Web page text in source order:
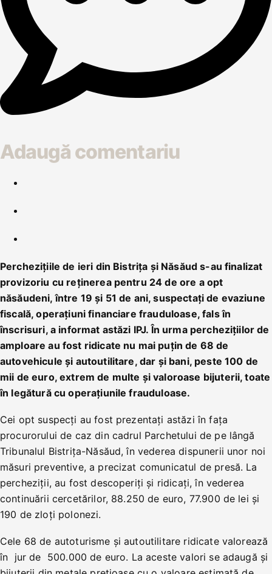
Adaugă comentariu
Perchezițiile de ieri din Bistrița și Năsăud s-au finalizat
provizoriu cu reținerea pentru 24 de ore a opt
năsăudeni, între 19 și 51 de ani, suspectați de evaziune
fiscală, operațiuni financiare frauduloase, fals în
înscrisuri, a informat astăzi IPJ. În urma perchezițiilor de
amploare au fost ridicate nu mai puțin de 68 de
autovehicule și autoutilitare, dar și bani, peste 100 de
mii de euro, extrem de multe și valoroase bijuterii, toate
în legătură cu operațiunile frauduloase.
Cei opt suspecți au fost prezentați astăzi în fața
procurorului de caz din cadrul Parchetului de pe lângă
Tribunalul Bistrița-Năsăud, în vederea dispunerii unor noi
măsuri preventive, a precizat comunicatul de presă. La
percheziții, au fost descoperiți și ridicați, în vederea
continuării cercetărilor, 88.250 de euro, 77.900 de lei și
190 de zloți polonezi.
Cele 68 de autoturisme și autoutilitare ridicate valorează
în jur de 500.000 de euro. La aceste valori se adaugă și